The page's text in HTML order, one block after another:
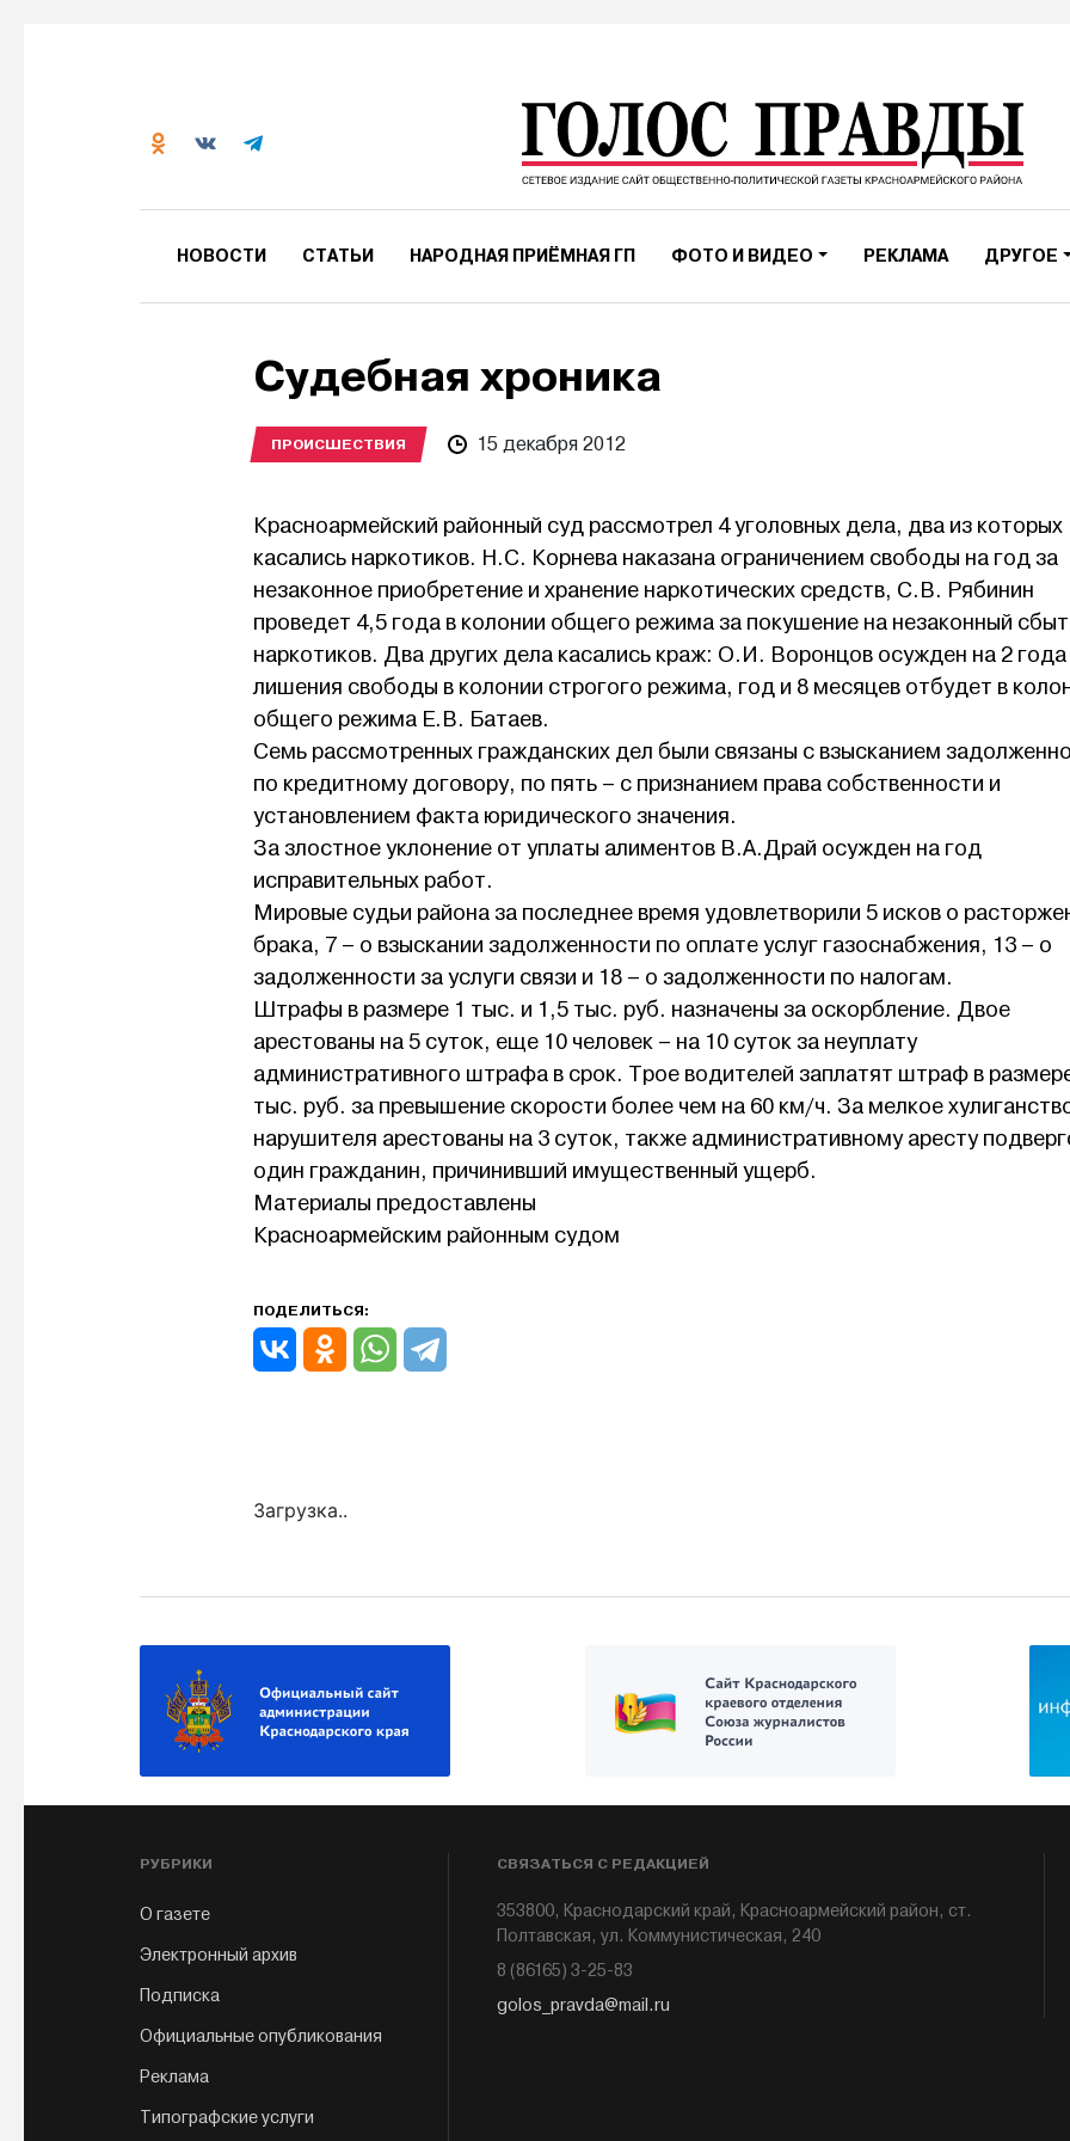
НОВОСТИ СТАТЬИ НАРОДНАЯ ПРИЁМНАЯ ГП ФОТО И ВИДЕО РЕКЛАМА ДРУГОЕ
Судебная хроника
ПРОИСШЕСТВИЯ 15 декабря 2012
Красноармейский районный суд рассмотрел 4 уголовных дела, два из которых
касались наркотиков. Н.С. Корнева наказана ограничением свободы на год за
незаконное приобретение и хранение наркотических средств, С.В. Рябинин
проведет 4,5 года в колонии общего режима за покушение на незаконный сбыт
наркотиков. Два других дела касались краж: О.И. Воронцов осужден на 2 года
лишения свободы в колонии строгого режима, год и 8 месяцев отбудет в
общего режима Е.В. Батаев.
Семь рассмотренных гражданских дел были связаны с взысканием
по кредитному договору, по пять – с признанием права собственности и
установлением факта юридического значения.
За злостное уклонение от уплаты алиментов В.А.Драй осужден на год
исправительных работ.
Мировые судьи района за последнее время удовлетворили 5 исков о
брака, 7 – о взыскании задолженности по оплате услуг газоснабжения, 13 – о
задолженности за услуги связи и 18 – о задолженности по налогам.
Штрафы в размере 1 тыс. и 1,5 тыс. руб. назначены за оскорбление. Двое
арестованы на 5 суток, еще 10 человек – на 10 суток за неуплату
административного штрафа в срок. Трое водителей заплатят штраф в
тыс. руб. за превышение скорости более чем на 60 км/ч. За мелкое
нарушителя арестованы на 3 суток, также административному аресту
один гражданин, причинивший имущественный ущерб.
Материалы предоставлены
Красноармейским районным судом
ПОДЕЛИТЬСЯ:
Загрузка..
РУБРИКИ
О газете
Электронный архив
Подписка
Официальные опубликования
Реклама
Типографские услуги
СВЯЗАТЬСЯ С РЕДАКЦИЕЙ
353800, Краснодарский край, Красноармейский район, ст.
Полтавская, ул. Коммунистическая, 240
8 (86165) 3-25-83
golos_pravda@mail.ru